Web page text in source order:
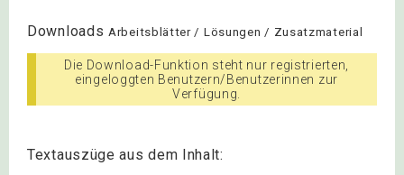
Downloads Arbeitsblätter / Lösungen / Zusatzmaterial
Die Download-Funktion steht nur registrierten,
eingeloggten Benutzern/Benutzerinnen zur
Verfügung.
Textauszüge aus dem Inhalt: